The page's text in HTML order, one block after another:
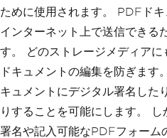
ために使用されます。 PDFドキ
インターネット上で送信できる
す。 どのストレージメディア
ドキュメントの編集を防ぎます
キュメントにデジタル署名した
りすることを可能にします。
署名や記入可能なPDFフォーム